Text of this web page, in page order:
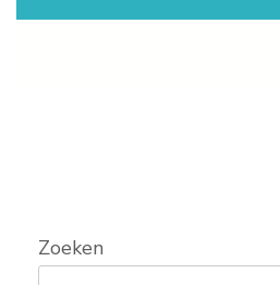
Zoeken